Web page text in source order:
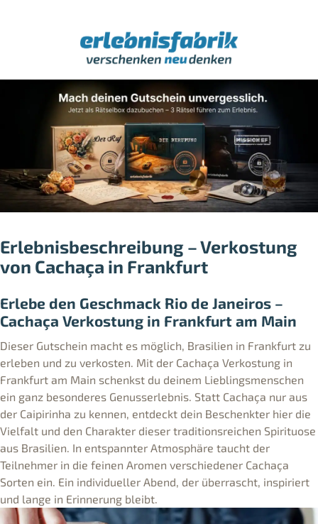
Erlebnisbeschreibung – Verkostung
von Cachaça in Frankfurt
Erlebe den Geschmack Rio de Janeiros –
Cachaça Verkostung in Frankfurt am Main
Dieser Gutschein macht es möglich, Brasilien in Frankfurt zu
erleben und zu verkosten. Mit der Cachaça Verkostung in
Frankfurt am Main schenkst du deinem Lieblingsmenschen
ein ganz besonderes Genusserlebnis. Statt Cachaça nur aus
der Caipirinha zu kennen, entdeckt dein Beschenkter hier die
Vielfalt und den Charakter dieser traditionsreichen Spirituose
aus Brasilien. In entspannter Atmosphäre taucht der
Teilnehmer in die feinen Aromen verschiedener Cachaça
Sorten ein. Ein individueller Abend, der überrascht, inspiriert
und lange in Erinnerung bleibt.